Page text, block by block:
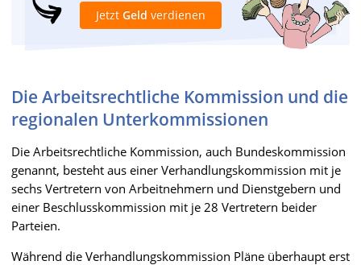
Jetzt Geld verdienen
Die Arbeitsrechtliche Kommission und die
regionalen Unterkommissionen
Die Arbeitsrechtliche Kommission, auch Bundeskommission
genannt, besteht aus einer Verhandlungskommission mit je
sechs Vertretern von Arbeitnehmern und Dienstgebern und
einer Beschlusskommission mit je 28 Vertretern beider
Parteien.
Während die Verhandlungskommission Pläne überhaupt erst